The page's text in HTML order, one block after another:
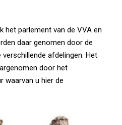
het parlement van de VVA en
daar genomen door de
afdelingen. Het
door het
waarvan u hier de